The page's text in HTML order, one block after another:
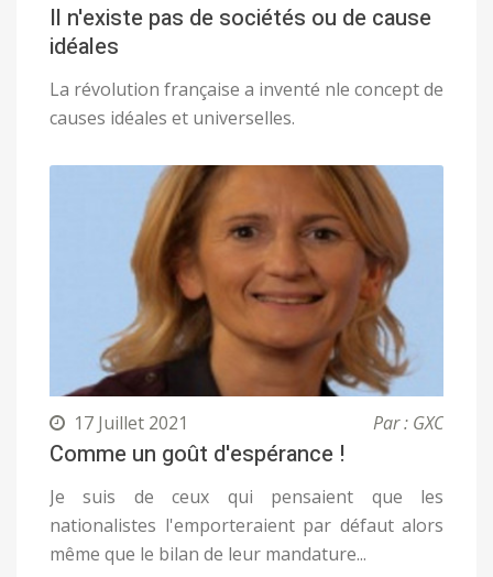
Il n'existe pas de sociétés ou de cause
idéales
La révolution française a inventé nle concept de
causes idéales et universelles.
17 Juillet 2021 Par : GXC
Comme un goût d'espérance !
Je suis de ceux qui pensaient que les
nationalistes l'emporteraient par défaut alors
même que le bilan de leur mandature...